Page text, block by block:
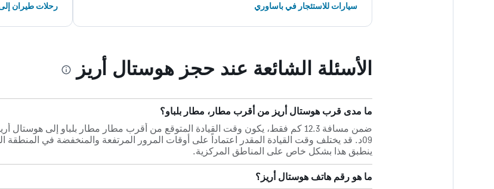
سيارات للاستئجار في باساوري رحلات طيران
الأسئلة الشائعة عند حجز هوستال أريز
ما مدى قرب هوستال أريز من أقرب مطار، مطار بلباو؟
09د. قد يختلف وقت القيادة المقدر اعتماداً على أوقات المرور المرتفعة والمنخفضة في المنطقة
ينطبق هذا بشكل خاص على المناطق المركزية.
ما هو رقم هاتف هوستال أريز؟